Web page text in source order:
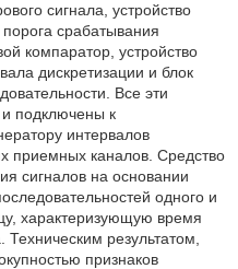
сигнала, устройство
срабатывания
компаратор, устройство
дискретизации и блок
Все эти
и подключены к
интервалов
приемных каналов. Средство
сигналов на основании
одного и
характеризующую время
результатом,
признаков